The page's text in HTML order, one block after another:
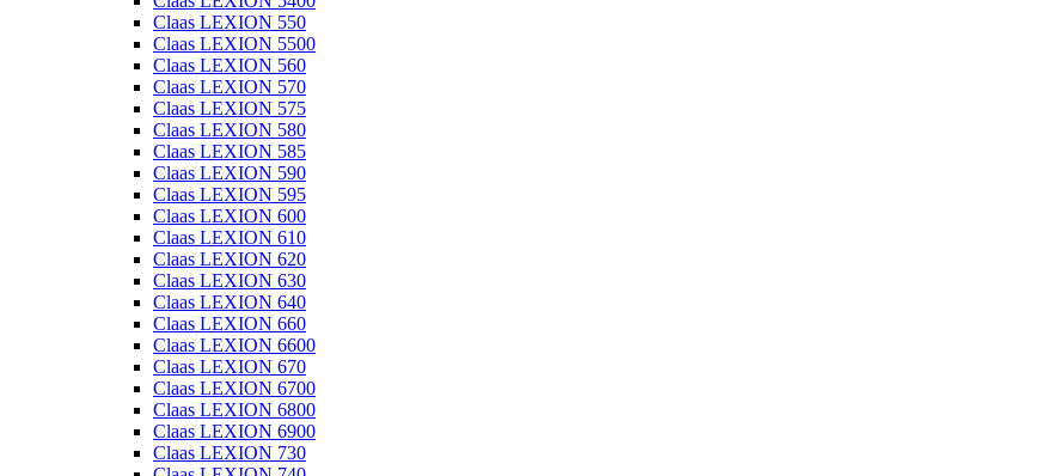
Claas LEXION 550
Claas LEXION 5500
Claas LEXION 560
Claas LEXION 570
Claas LEXION 575
Claas LEXION 580
Claas LEXION 585
Claas LEXION 590
Claas LEXION 595
Claas LEXION 600
Claas LEXION 610
Claas LEXION 620
Claas LEXION 630
Claas LEXION 640
Claas LEXION 660
Claas LEXION 6600
Claas LEXION 670
Claas LEXION 6700
Claas LEXION 6800
Claas LEXION 6900
Claas LEXION 730